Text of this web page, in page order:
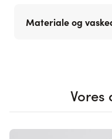
Materiale og
Navigating through the
Press to skip carousel
Press to go to carousel